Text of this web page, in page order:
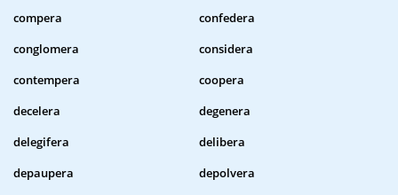
compera
confedera
conglomera
considera
contempera
coopera
decelera
degenera
delegifera
delibera
depaupera
depolvera